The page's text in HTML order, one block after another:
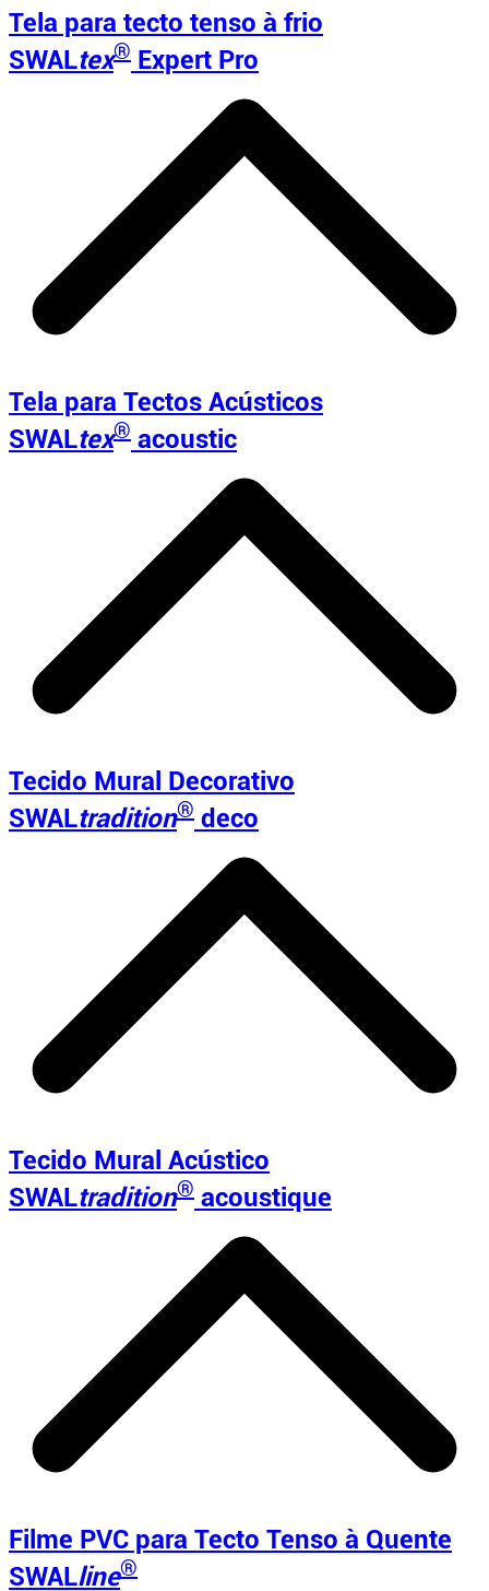
Tela para tecto tenso à frio
SWALtex® Expert Pro
Tela para Tectos Acústicos
SWALtex® acoustic
Tecido Mural Decorativo
SWALtradition® deco
Tecido Mural Acústico
SWALtradition® acoustique
Filme PVC para Tecto Tenso à Quente
SWALline®